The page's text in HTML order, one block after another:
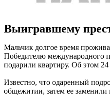
Выигравшему
Мальчик долгое время
Победителю международного
подарили квартиру. Об этом
Известно, что одаренный
общежитии, затем ее заменили